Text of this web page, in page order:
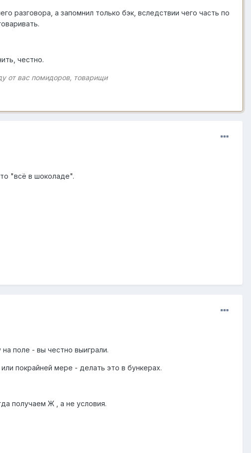
разговора, а запомнил только бэк, вследствии чего часть по
честно.
от вас помидоров, товарищи
"всё в шоколаде".
поле - вы честно выиграли.
покрайней мере - делать это в бункерах.
получаем Ж , а не условия.